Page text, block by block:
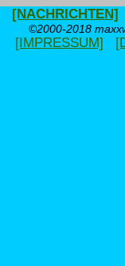
[NACHRICHTEN]
©2000-2018
[IMPRESSUM]